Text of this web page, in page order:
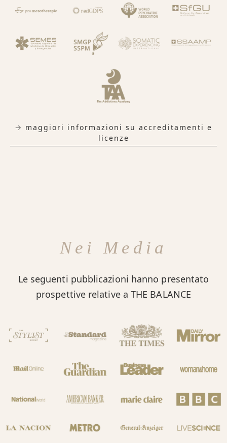
→ maggiori informazioni su accreditamenti e
licenze
Nei Media
Le seguenti pubblicazioni hanno presentato
prospettive relative a THE BALANCE